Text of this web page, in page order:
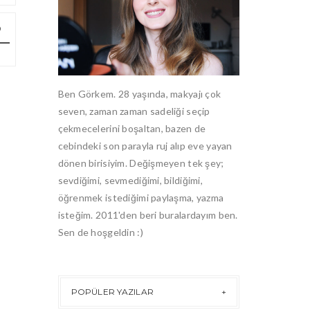
Ben Görkem. 28 yaşında, makyajı çok
seven, zaman zaman sadeliği seçip
çekmecelerini boşaltan, bazen de
cebindeki son parayla ruj alıp eve yayan
dönen birisiyim. Değişmeyen tek şey;
sevdiğimi, sevmediğimi, bildiğimi,
öğrenmek istediğimi paylaşma, yazma
isteğim. 2011'den beri buralardayım ben.
Sen de hoşgeldin :)
POPÜLER YAZILAR